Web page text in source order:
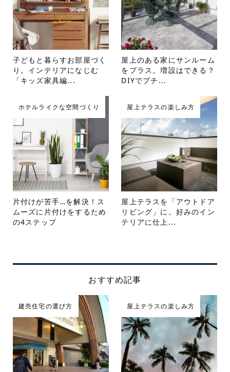
子どもと暮らすお部屋づく
り。インテリアになじむ
「キッズ家具編...
屋上のある家にサンルーム
をプラス。増設はできる？
DIYでプチ...
ホテルライクな空間づくり
片付けが苦手…を解決！ス
ムーズに片付けをするため
の4ステップ
屋上テラスの楽しみ方
屋上テラスを「アウトドア
リビング」に。好みのイン
テリアに仕上...
おすすめ記事
建売住宅の選び方 屋上テラスの楽しみ方